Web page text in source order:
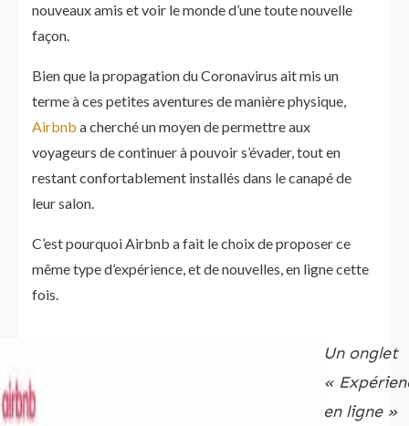
nouveaux amis et voir le monde d’une toute nouvelle
façon.
Bien que la propagation du Coronavirus ait mis un
terme à ces petites aventures de manière physique,
Airbnb a cherché un moyen de permettre aux
voyageurs de continuer à pouvoir s’évader, tout en
restant confortablement installés dans le canapé de
leur salon.
C’est pourquoi Airbnb a fait le choix de proposer ce
même type d’expérience, et de nouvelles, en ligne cette
fois.
Un onglet
«
en ligne »